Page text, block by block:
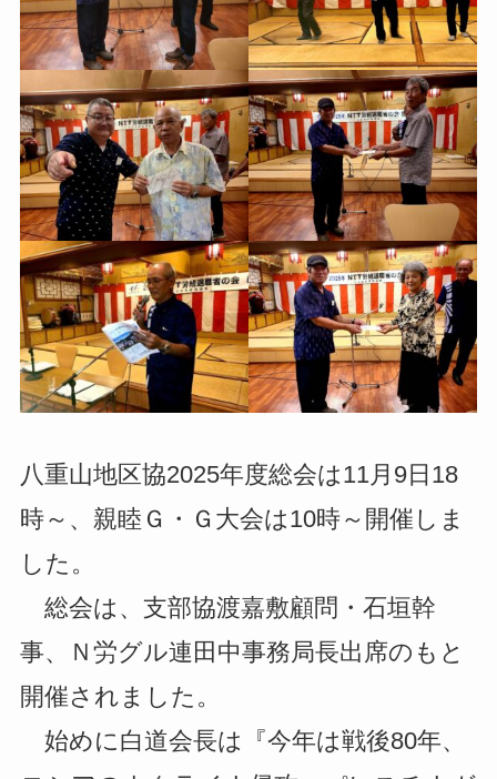
八重山地区協2025年度総会は11月9日18
時～、親睦Ｇ・Ｇ大会は10時～開催しま
した。
総会は、支部協渡嘉敷顧問・石垣幹
事、Ｎ労グル連田中事務局長出席のもと
開催されました。
始めに白道会長は『今年は戦後80年、